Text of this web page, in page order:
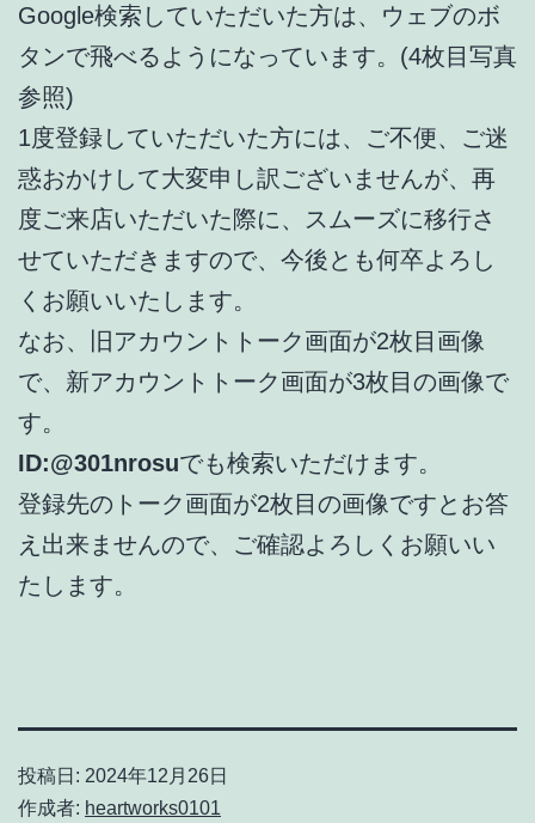
Google検索していただいた方は、ウェブのボ
タンで飛べるようになっています。(4枚目写真
参照)
1度登録していただいた方には、ご不便、ご迷
惑おかけして大変申し訳ございませんが、再
度ご来店いただいた際に、スムーズに移行さ
せていただきますので、今後とも何卒よろし
くお願いいたします。
なお、旧アカウントトーク画面が2枚目画像
で、新アカウントトーク画面が3枚目の画像で
す。
ID:@301nrosuでも検索いただけます。
登録先のトーク画面が2枚目の画像ですとお答
え出来ませんので、ご確認よろしくお願いい
たします。
投稿日: 2024年12月26日
作成者: heartworks0101